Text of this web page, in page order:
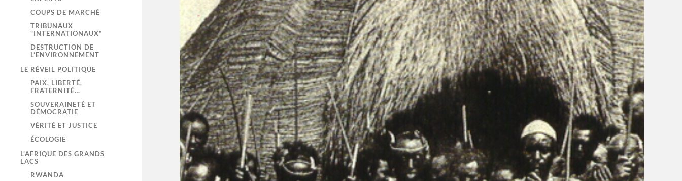
COUPS DE MARCHÉ
TRIBUNAUX
“INTERNATIONAUX”
DESTRUCTION DE
L’ENVIRONNEMENT
LE RÉVEIL POLITIQUE
PAIX, LIBERTÉ,
FRATERNITÉ…
SOUVERAINETÉ ET
DÉMOCRATIE
VÉRITÉ ET JUSTICE
ÉCOLOGIE
L’AFRIQUE DES GRANDS
LACS
RWANDA